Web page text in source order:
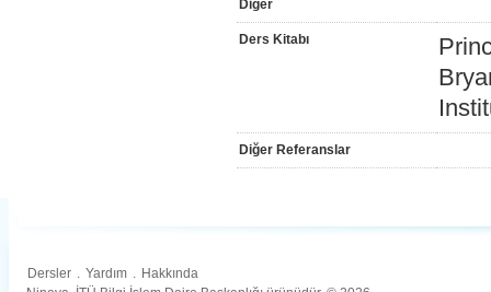
Diğer
Ders Kitabı
Diğer Referanslar
Dersler . Yardım . Hakkında